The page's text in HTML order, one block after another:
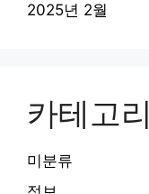
2025년 2월
카테고리
미분류